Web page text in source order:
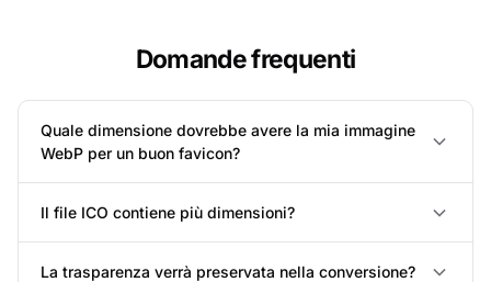
Domande frequenti
Quale dimensione dovrebbe avere la mia immagine
WebP per un buon favicon?
Il file ICO contiene più dimensioni?
La trasparenza verrà preservata nella conversione?